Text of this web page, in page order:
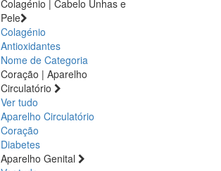
Colagénio | Cabelo Unhas e
Pele
Colagénio
Antioxidantes
Nome de Categoria
Coração | Aparelho
Circulatório
Ver tudo
Aparelho Circulatório
Coração
Diabetes
Aparelho Genital